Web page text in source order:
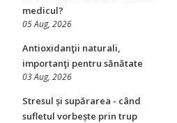
medicul?
05 Aug, 2026
Antioxidanţii naturali,
importanţi pentru sănătate
03 Aug, 2026
Stresul și supărarea - când
sufletul vorbește prin trup